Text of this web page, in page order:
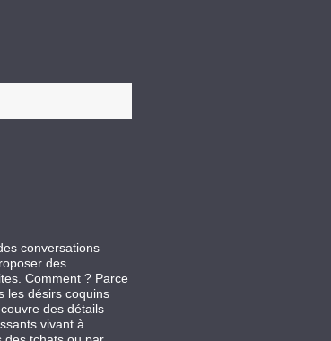
conversations
des
Comment ? Parce
les désirs coquins
des détails
vivant à